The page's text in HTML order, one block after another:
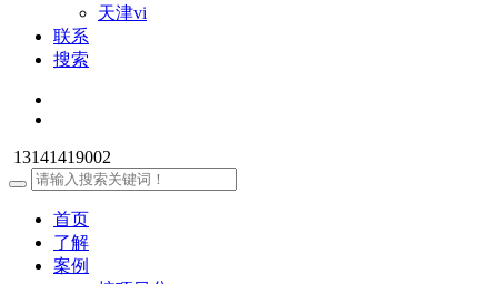
天津vi
联系
搜索
13141419002
首页
了解
案例